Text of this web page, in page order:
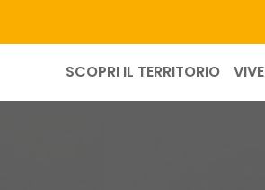
SCOPRI IL TERRITORIO